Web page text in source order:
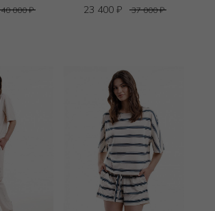
40 000₽ 23 400 ₽ 37 000₽